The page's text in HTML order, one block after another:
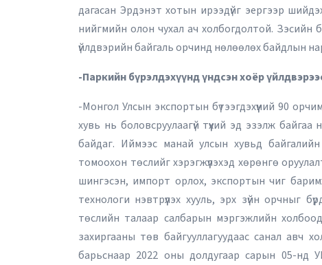
дагасан Эрдэнэт хотын ирээдүйг эергээр
нийгмийн олон чухал ач холбогдолтой. Зэсийн
үйлдвэрийн байгаль орчинд нөлөөлөх байдлын
-Паркийн бүрэлдэхүүнд үндсэн хоёр
-Монгол Улсын экспортын бүтээгдэхүүний 90
хувь нь боловсруулаагүй түүхий эд эзэлж
байдаг. Иймээс манай улсын хувьд байгалийн
томоохон төслийг хэрэгжүүлэхэд хөрөнгө
шингэсэн, импорт орлох, экспортын чиг
технологи нэвтрүүлэх хууль, эрх зүйн орчныг
төслийн талаар салбарын мэргэжлийн
захиргааны төв байгууллагуудаас санал авч
барьснаар 2022 оны долдугаар сарын 05-нд